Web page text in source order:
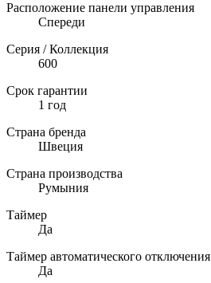
Расположение панели управления
Спереди
Серия / Коллекция
600
Срок гарантии
1 год
Страна бренда
Швеция
Страна производства
Румыния
Таймер
Да
Таймер автоматического отключения
Да